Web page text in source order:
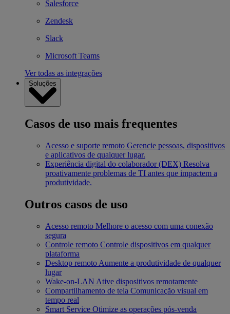
Salesforce
Zendesk
Slack
Microsoft Teams
Ver todas as integrações
Soluções
Casos de uso mais frequentes
Acesso e suporte remoto Gerencie pessoas, dispositivos
e aplicativos de qualquer lugar.
Experiência digital do colaborador (DEX) Resolva
proativamente problemas de TI antes que impactem a
produtividade.
Outros casos de uso
Acesso remoto Melhore o acesso com uma conexão
segura
Controle remoto Controle dispositivos em qualquer
plataforma
Desktop remoto Aumente a produtividade de qualquer
lugar
Wake-on-LAN Ative dispositivos remotamente
Compartilhamento de tela Comunicação visual em
tempo real
Smart Service Otimize as operações pós-venda